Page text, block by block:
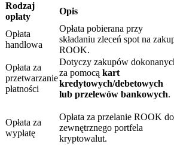
Blokady BTR
Ekskluzywne inwestycje dla
Rodzaj
opłaty
Opis
Opłata
handlowa
Opłata pobierana przy
składaniu zleceń spot na
ROOK.
Opłata za
przetwarzanie
płatności
Dotyczy zakupów
za pomocą kart
kredytowych/debetowych
lub przelewów bankowych.
Opłata za
wypłatę
Opłata za przelanie ROOK do
zewnętrznego portfela
kryptowalut.